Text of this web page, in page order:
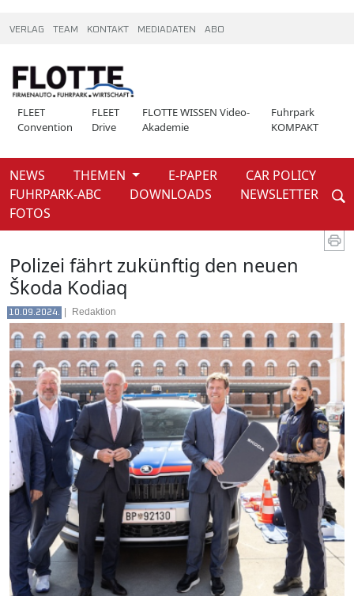
VERLAG TEAM KONTAKT MEDIADATEN ABO
FLEET
Convention
FLEET
Drive
FLOTTE WISSEN Video-
Akademie
Fuhrpark
KOMPAKT
NEWS THEMEN E-PAPER
CAR POLICY
FUHRPARK-ABC
DOWNLOADS
NEWSLETTER
FOTOS
Weiter
News
Polizei fährt zukünftig den neuen
Škoda Kodiaq
10.09.2024. Redaktion